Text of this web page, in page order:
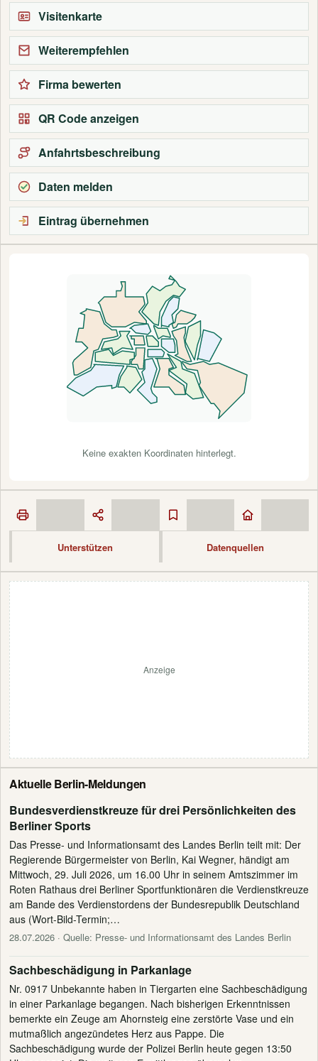
Visitenkarte
Weiterempfehlen
Firma bewerten
QR Code anzeigen
Anfahrtsbeschreibung
Daten melden
Eintrag übernehmen
Keine exakten Koordinaten hinterlegt.
Unterstützen Datenquellen
Anzeige
Aktuelle Berlin-Meldungen
Bundesverdienstkreuze für drei Persönlichkeiten des
Berliner Sports
Das Presse- und Informationsamt des Landes Berlin teilt mit: Der
Regierende Bürgermeister von Berlin, Kai Wegner, händigt am
Mittwoch, 29. Juli 2026, um 16.00 Uhr in seinem Amtszimmer im
Roten Rathaus drei Berliner Sportfunktionären die Verdienstkreuze
am Bande des Verdienstordens der Bundesrepublik Deutschland
aus (Wort-Bild-Termin;…
28.07.2026 · Quelle: Presse- und Informationsamt des Landes Berlin
Sachbeschädigung in Parkanlage
Nr. 0917 Unbekannte haben in Tiergarten eine Sachbeschädigung
in einer Parkanlage begangen. Nach bisherigen Erkenntnissen
bemerkte ein Zeuge am Ahornsteig eine zerstörte Vase und ein
mutmaßlich angezündetes Herz aus Pappe. Die
Sachbeschädigung wurde der Polizei Berlin heute gegen 13:50